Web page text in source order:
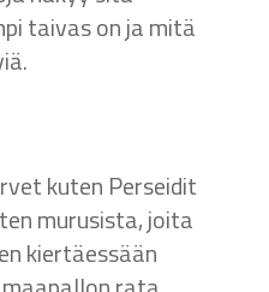
taivas on ja mitä
kuten Perseidit
murusista, joita
kiertäessään